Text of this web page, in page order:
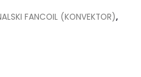
FANCOIL (KONVEKTOR),